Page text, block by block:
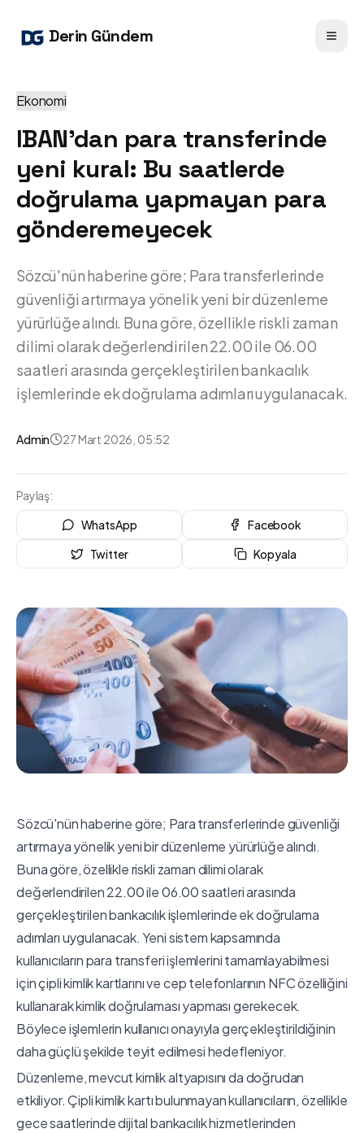
Derin Gündem
Ekonomi
IBAN'dan para transferinde
yeni kural: Bu saatlerde
doğrulama yapmayan para
gönderemeyecek
Sözcü'nün haberine göre; Para transferlerinde
güvenliği artırmaya yönelik yeni bir düzenleme
yürürlüğe alındı. Buna göre, özellikle riskli zaman
dilimi olarak değerlendirilen 22.00 ile 06.00
saatleri arasında gerçekleştirilen bankacılık
işlemlerinde ek doğrulama adımları uygulanacak.
Admin 27 Mart 2026, 05:52
Paylaş:
WhatsApp
Facebook
Twitter
Kopyala
Sözcü'nün haberine göre; Para transferlerinde güvenliği
artırmaya yönelik yeni bir düzenleme yürürlüğe alındı.
Buna göre, özellikle riskli zaman dilimi olarak
değerlendirilen 22.00 ile 06.00 saatleri arasında
gerçekleştirilen bankacılık işlemlerinde ek doğrulama
adımları uygulanacak. Yeni sistem kapsamında
kullanıcıların para transferi işlemlerini tamamlayabilmesi
için çipli kimlik kartlarını ve cep telefonlarının NFC özelliğini
kullanarak kimlik doğrulaması yapması gerekecek.
Böylece işlemlerin kullanıcı onayıyla gerçekleştirildiğinin
daha güçlü şekilde teyit edilmesi hedefleniyor.
Düzenleme, mevcut kimlik altyapısını da doğrudan
etkiliyor. Çipli kimlik kartı bulunmayan kullanıcıların, özellikle
gece saatlerinde dijital bankacılık hizmetlerinden